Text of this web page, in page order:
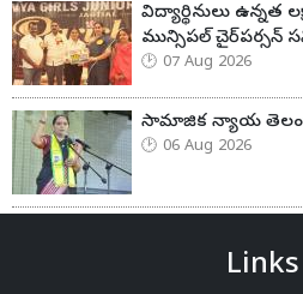
విద్యార్థినులు ఉన్నత
మున్సిపల్ చైర్‌పర్సన్
07 Aug 2026
సామాజిక న్యాయ
06 Aug 2026
Links